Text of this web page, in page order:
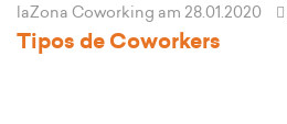
laZona Coworking am 28.01.2020
Tipos de Coworkers